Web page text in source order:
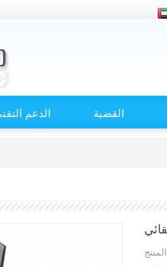
الدعم القضية